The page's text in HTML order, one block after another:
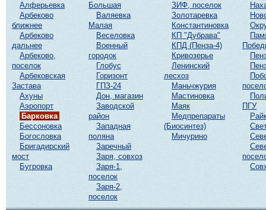
Алферьевка
Арбеково
ближнее
Арбеково
дальнее
Арбеково,
поселок
Арбековская
Застава
Ахуны
Аэропорт
Барковка
Бессоновка
Богословка
Бригадирский
мост
Бугровка
Большая
Валяевка
Малая
Веселовка
Военный
городок
Глобус
Горизонт
ГПЗ-24
Дон, магазин
Заводской
район
Западная
поляна
Заречный
Заря, совхоз
Заря-1,
поселок
Заря-2,
поселок
ЗИФ, поселок
Золотаревка
Константиновка
КП "Дубрава"
КПД (Пенза-4)
Кривозерье
Ленинский
лесхоз
Маньчжурия
Мастиновка
Маяк
Медпрепараты
(Биосинтез)
Мичурино
ПГУ